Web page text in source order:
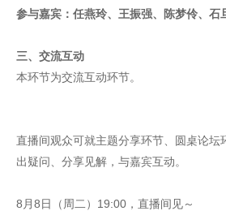
参与嘉宾：任燕玲、王振强、陈梦伶、石
三、交流互动
本环节为交流互动环节。
直播间观众可就主题分享环节、圆桌论坛
出疑问、分享见解，与嘉宾互动。‍‍‍
8月8日（周二）19:00，直播间见～